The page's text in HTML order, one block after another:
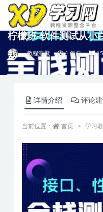
柠檬班-软件测试从小
教程汇聚 4 年前 15
详情介绍 评论
当前位置： 首页 学习